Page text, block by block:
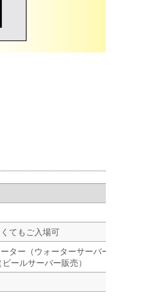
てもご入場可
ター（ウォーターサーバー販売）、
ールサーバー販売）